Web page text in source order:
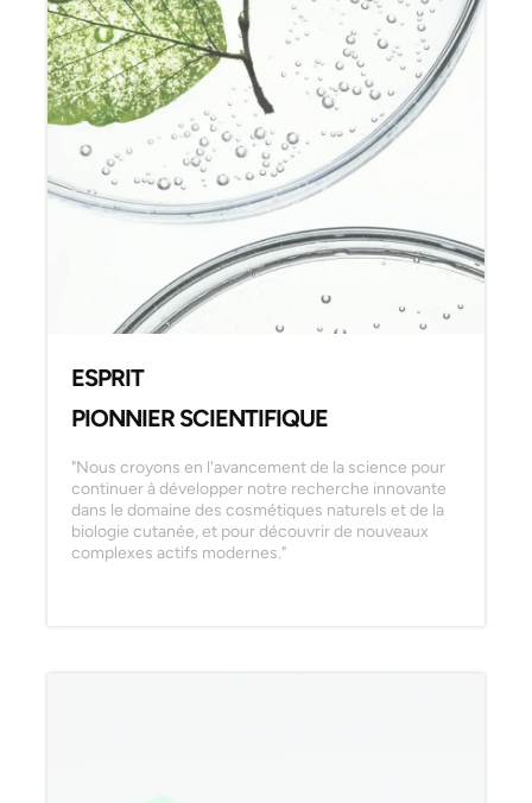
ESPRIT
PIONNIER SCIENTIFIQUE
"Nous croyons en l'avancement de la science pour
continuer à développer notre recherche innovante
dans le domaine des cosmétiques naturels et de la
biologie cutanée, et pour découvrir de nouveaux
complexes actifs modernes."